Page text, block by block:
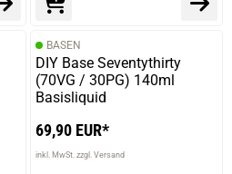
BASEN
DIY Base Seventythirty
(70VG / 30PG) 140ml
Basisliquid
69,90 EUR*
inkl. MwSt. zzgl. Versand